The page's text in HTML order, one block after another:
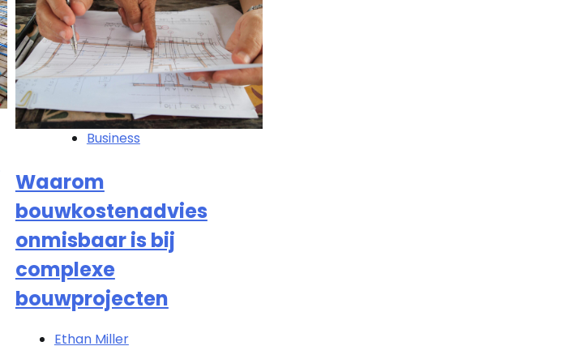
Business
Waarom
bouwkostenadvies
onmisbaar is bij
complexe
bouwprojecten
Ethan Miller